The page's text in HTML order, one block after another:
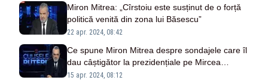
Miron Mitrea: „Cîrstoiu este susținut de o forță
politică venită din zona lui Băsescu”
22 apr. 2024, 08:42
Ce spune Miron Mitrea despre sondajele care îl
dau câștigător la prezidențiale pe Mircea
Geoană
15 apr. 2024, 08:12